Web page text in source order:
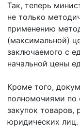
Так, теперь
не только
применению
(максимальной)
заключаемого с
начальной цены
Кроме того,
полномочиями по
закупок товаров,
юридических лиц.